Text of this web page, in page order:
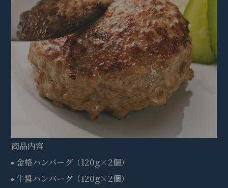
商品内容
金格ハンバーグ（120g×2個）
牛醤ハンバーグ（120g×2個）